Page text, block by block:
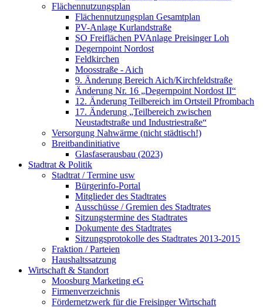
Flächennutzungsplan
Flächennutzungsplan Gesamtplan
PV-Anlage Kurlandstraße
SO Freiflächen PV­Anlage Preisinger Loh
Degernpoint Nordost
Feldkirchen
Moosstraße - Aich
9. Änderung Bereich Aich/Kirchfeldstraße
Änderung Nr. 16 „Degernpoint Nordost II“
12. Änderung Teilbereich im Ortsteil Pfrombach
17. Änderung „Teilbereich zwischen
Neustadtstraße und Industriestraße“
Versorgung Nahwärme (nicht städtisch!)
Breitbandinitiative
Glasfaserausbau (2023)
Stadtrat & Politik
Stadtrat / Termine usw
Bürgerinfo-Portal
Mitglieder des Stadtrates
Ausschüsse / Gremien des Stadtrates
Sitzungstermine des Stadtrates
Dokumente des Stadtrates
Sitzungsprotokolle des Stadtrates 2013-2015
Fraktion / Parteien
Haushaltssatzung
Wirtschaft & Standort
Moosburg Marketing eG
Firmenverzeichnis
Fördernetzwerk für die Freisinger Wirtschaft